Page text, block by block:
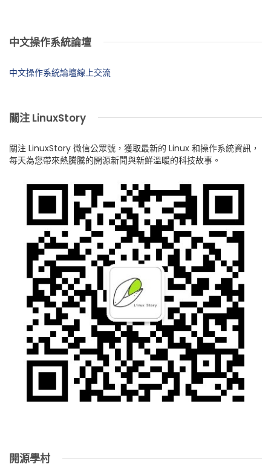
中文操作系統論壇
中文操作系統論壇線上交流
關注 LinuxStory
關注 LinuxStory 微信公眾號，獲取最新的 Linux 和操作系統資訊，
每天為您帶來熱騰騰的開源新聞與新鮮溫暖的科技故事。
開源學村